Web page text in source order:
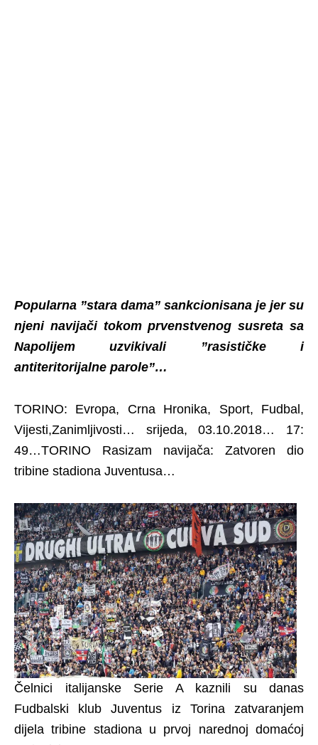
Popularna ”stara dama” sankcionisana je jer su
njeni navijači tokom prvenstvenog susreta sa
Napolijem uzvikivali ”rasističke i
antiteritorijalne parole”…
TORINO: Evropa, Crna Hronika, Sport, Fudbal,
Vijesti,Zanimljivosti… srijeda, 03.10.2018… 17:
49…TORINO Rasizam navijača: Zatvoren dio
tribine stadiona Juventusa…
Čelnici italijanske Serie A kaznili su danas
Fudbalski klub Juventus iz Torina zatvaranjem
dijela tribine stadiona u prvoj narednoj domaćoj